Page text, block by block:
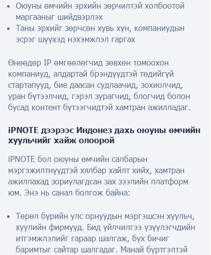
Оюуны өмчийн эрхийн зөрчилтэй холбоотой
маргааныг шийдвэрлэх
Таны эрхийг зөрчсөн хувь хүн, компаниудын
эсрэг шүүхэд нэхэмжлэл гаргах
Өнөөдөр IP өмгөөлөгчид зөвхөн томоохон
компаниуд, алдартай брэндүүдтэй төдийгүй
стартапууд, бие даасан судлаачид, зохиолчид,
уран бүтээлчид, гэрэл зурагчид, блогчид болон
бусад контент бүтээгчидтэй хамтран ажилладаг.
iPNOTE дээрээс Индонез дахь оюуны өмчийн
хуульчийг хайж олоорой
iPNOTE бол оюуны өмчийн салбарын
мэргэжилтнүүдтэй хялбар хайлт хийх, хамтран
ажиллахад зориулагдсан зах зээлийн платформ
юм. Энэ нь санал болгож байна:
Төрөл бүрийн улс орнуудын мэргэшсэн хуульч,
хуулийн фирмүүд. Бид үйлчилгээ үзүүлэгчдийн
итгэмжлэлийг гараар шалгаж, бүх бичиг
баримтыг сайтар шалгадаг. Манай бүртгэлтэй